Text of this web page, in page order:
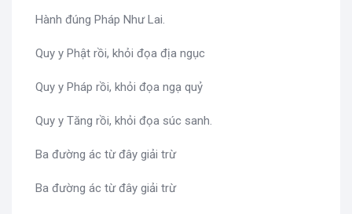
Hành đúng Pháp Như Lai.
Quy y Phật rồi, khỏi đọa địa ngục
Quy y Pháp rồi, khỏi đọa ngạ quỷ
Quy y Tăng rồi, khỏi đọa súc sanh.
Ba đường ác từ đây giải trừ
Ba đường ác từ đây giải trừ